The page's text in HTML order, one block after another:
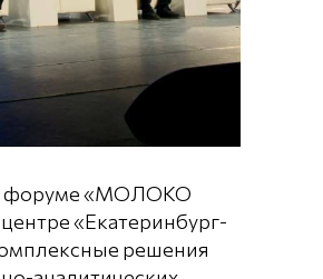
форуме «МОЛОКО
«Екатеринбург-
решения